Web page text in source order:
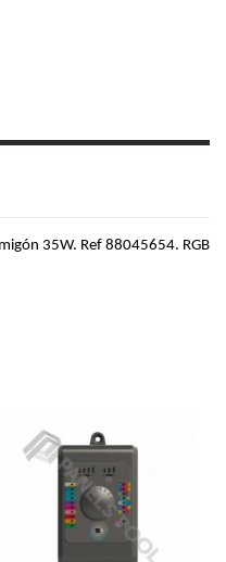
35W. Ref 88045654. RGB